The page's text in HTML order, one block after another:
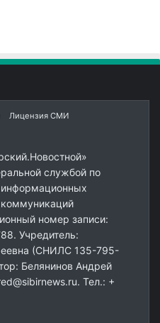
Лицензия СМИ
службой по
информационных
номер записи:
Учредитель:
(СНИЛС 135-795-
Белянинов Андрей
Тел.: +